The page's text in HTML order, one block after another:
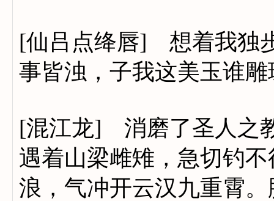
[仙吕点绛唇] 想着我独
事皆浊，子我这美玉谁雕
[混江龙] 消磨了圣人之
遇着山梁雌雉，急切钓
浪，气冲开云汉九重霄